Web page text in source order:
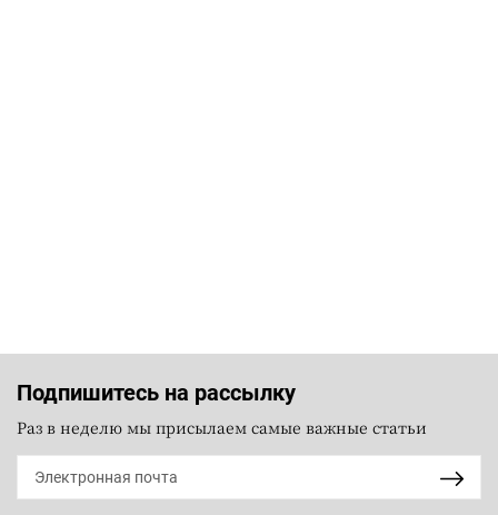
Подпишитесь на рассылку
Раз в неделю мы присылаем самые важные статьи